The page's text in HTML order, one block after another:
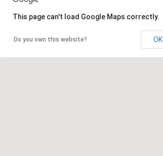
This page can't load Google Maps correctly.
Do you own this website? OK